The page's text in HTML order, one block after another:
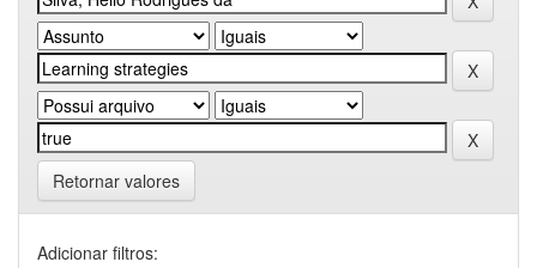
Retornar valores
Adicionar filtros: